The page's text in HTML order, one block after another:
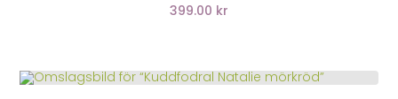
399.00 kr
LÄGG I VARUKORG